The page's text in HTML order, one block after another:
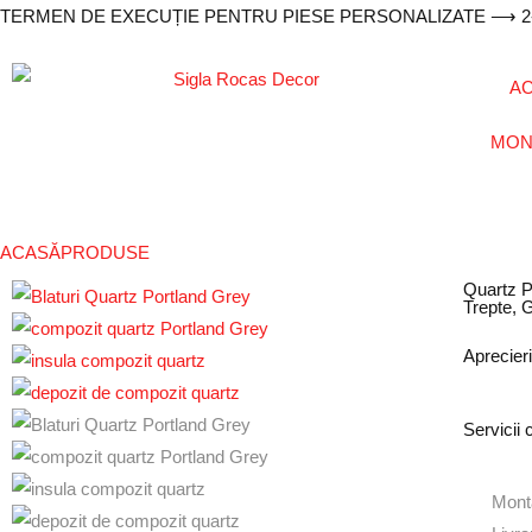
TERMEN DE EXECUȚIE PENTRU PIESE PERSONALIZATE ⟶
ACASĂPRODUSE
Quartz
Trepte,
Servicii